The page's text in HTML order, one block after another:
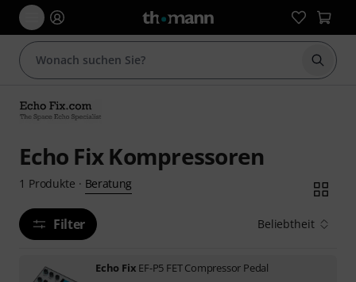
Suche
Echo Fix Kompressoren
1 Produkte · Beratung
Filter Beliebtheit
Echo Fix EF-P5 FET Compressor Pedal